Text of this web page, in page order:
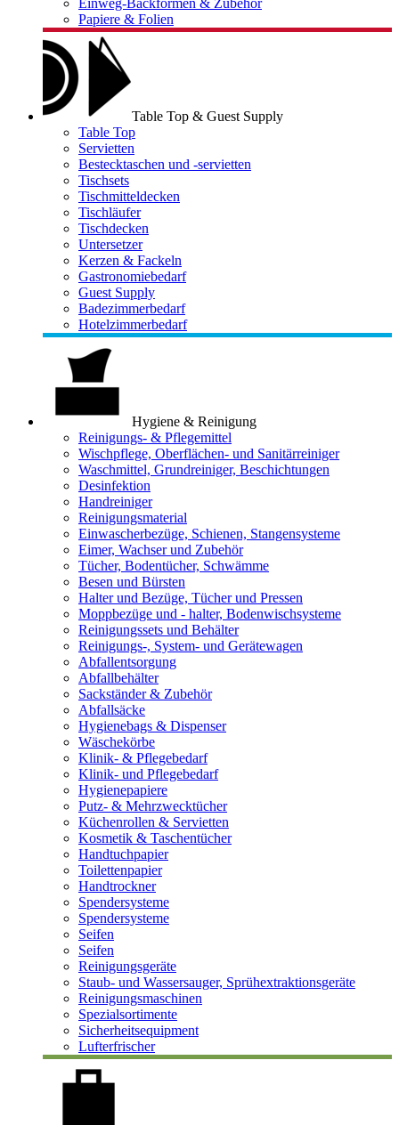
Einweg-Backformen & Zubehör
Papiere & Folien
Table Top & Guest Supply
Table Top
Servietten
Bestecktaschen und -servietten
Tischsets
Tischmitteldecken
Tischläufer
Tischdecken
Untersetzer
Kerzen & Fackeln
Gastronomiebedarf
Guest Supply
Badezimmerbedarf
Hotelzimmerbedarf
Hygiene & Reinigung
Reinigungs- & Pflegemittel
Wischpflege, Oberflächen- und Sanitärreiniger
Waschmittel, Grundreiniger, Beschichtungen
Desinfektion
Handreiniger
Reinigungsmaterial
Einwascherbezüge, Schienen, Stangensysteme
Eimer, Wachser und Zubehör
Tücher, Bodentücher, Schwämme
Besen und Bürsten
Halter und Bezüge, Tücher und Pressen
Moppbezüge und - halter, Bodenwischsysteme
Reinigungssets und Behälter
Reinigungs-, System- und Gerätewagen
Abfallentsorgung
Abfallbehälter
Sackständer & Zubehör
Abfallsäcke
Hygienebags & Dispenser
Wäschekörbe
Klinik- & Pflegebedarf
Klinik- und Pflegebedarf
Hygienepapiere
Putz- & Mehrzwecktücher
Küchenrollen & Servietten
Kosmetik & Taschentücher
Handtuchpapier
Toilettenpapier
Handtrockner
Spendersysteme
Spendersysteme
Seifen
Seifen
Reinigungsgeräte
Staub- und Wassersauger, Sprühextraktionsgeräte
Reinigungsmaschinen
Spezialsortimente
Sicherheitsequipment
Lufterfrischer